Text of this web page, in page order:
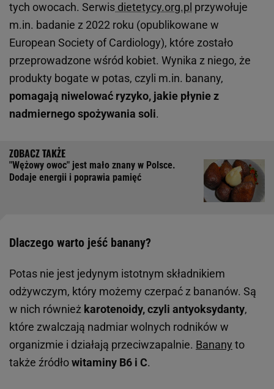
tych owocach. Serwis dietetycy.org.pl przywołuje
m.in. badanie z 2022 roku (opublikowane w
European Society of Cardiology), które zostało
przeprowadzone wśród kobiet. Wynika z niego, że
produkty bogate w potas, czyli m.in. banany,
pomagają niwelować ryzyko, jakie płynie z
nadmiernego spożywania soli.
"Wężowy owoc" jest mało znany w Polsce.
Dodaje energii i poprawia pamięć
Dlaczego warto jeść banany?
Potas nie jest jedynym istotnym składnikiem
odżywczym, który możemy czerpać z bananów. Są
w nich również karotenoidy, czyli antyoksydanty,
które zwalczają nadmiar wolnych rodników w
organizmie i działają przeciwzapalnie. Banany to
także źródłowitaminy B6 i C.